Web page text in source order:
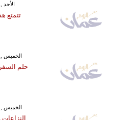
GMT 17:26 2019 الأحد ,31 آذار/ مارس
تتمتع
GMT 16:09 2019 الخميس ,01 آب / أغسطس
حلم
GMT 16:15 2019 الخميس ,01 آب / أغسطس